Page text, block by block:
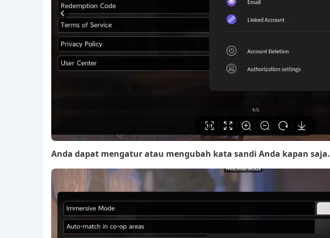
Anda dapat mengatur atau mengubah kata sandi Anda kapan saja.